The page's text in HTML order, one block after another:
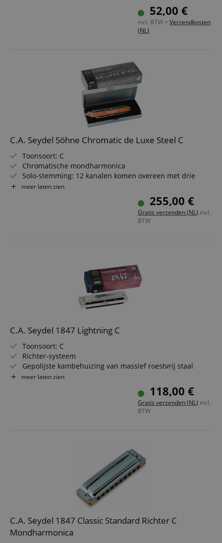
Nieten en schroeven van roestvrij staal52,00 €
incl. BTW + Verzendkosten
(NL)
C.A. Seydel Söhne Chromatic de Luxe Steel C
Toonsoort: C
Chromatische mondharmonica
Solo-stemming: 12 kanalen komen overeen met drie
volledige octaven
Zeer soepel en stil schuifmechanisme voor fijnzinnig
Inclusief microvezel reinigingsdoekje
meer laten zien
255,00 €
Gratis verzenden (NL) incl.
BTW
C.A. Seydel 1847 Lightning C
Toonsoort: C
Richter-systeem
Gepolijste kambehuizing van massief roestvrij staal
Glanzende roestvrijstalen klankdeksels met speciale
20 gepolijste roestvrijstalen tongen
Inclusief etui en microvezel reinigingsdoek
meer laten zien
118,00 €
Gratis verzenden (NL) incl.
BTW
C.A. Seydel 1847 Classic Standard Richter C
Mondharmonica